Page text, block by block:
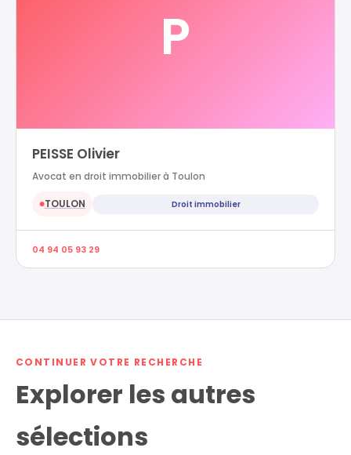
P
PEISSE Olivier
Avocat en droit immobilier à Toulon
●TOULON Droit immobilier
04 94 05 93 29
CONTINUER VOTRE RECHERCHE
Explorer les autres
sélections